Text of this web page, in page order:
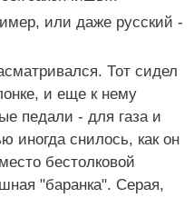
или даже русский -
Тот сидел
и еще к нему
педали - для газа и
иногда снилось, как он
бестолковой
"баранка". Серая,